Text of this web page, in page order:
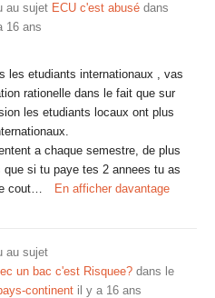
au sujet ECU c'est abusé dans
16 ans
les etudiants internationaux , vas
rationelle dans le fait que sur
les etudiants locaux ont plus
a chaque semestre, de plus
si tu paye tes 2 annees tu as
cout…
En afficher davantage
au sujet
un bac c'est Risquee? dans le
continent il y a 16 ans